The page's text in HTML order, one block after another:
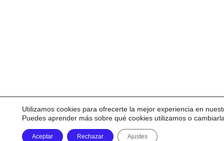
Utilizamos cookies para ofrecerte la mejor experiencia en
Puedes aprender más sobre qué cookies utilizamos o
Aceptar Rechazar Ajustes